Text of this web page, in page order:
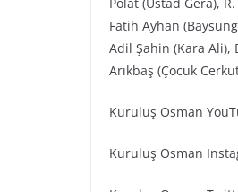
Fatih Ayhan
Adil Şahin (Kara Ali),
Arıkbaş (Çocuk
Kuruluş Osman
Kuruluş Osman